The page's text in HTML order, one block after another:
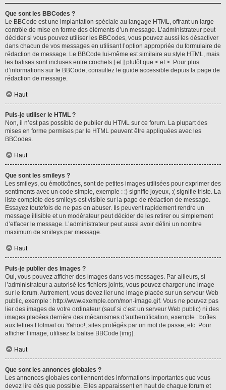
Que sont les BBCodes ?
Le BBCode est une implantation spéciale au langage HTML, offrant un large
contrôle de mise en forme des éléments d’un message. L’administrateur peut
décider si vous pouvez utiliser les BBCodes, vous pouvez aussi les désactiver
dans chacun de vos messages en utilisant l’option appropriée du formulaire de
rédaction de message. Le BBCode lui-même est similaire au style HTML, mais
les balises sont incluses entre crochets [ et ] plutôt que < et >. Pour plus
d’informations sur le BBCode, consultez le guide accessible depuis la page de
rédaction de message.
Haut
Puis-je utiliser le HTML ?
Non, il n’est pas possible de publier du HTML sur ce forum. La plupart des
mises en forme permises par le HTML peuvent être appliquées avec les
BBCodes.
Haut
Que sont les smileys ?
Les smileys, ou émoticônes, sont de petites images utilisées pour exprimer des
sentiments avec un code simple, exemple : :) signifie joyeux, :( signifie triste. La
liste complète des smileys est visible sur la page de rédaction de message.
Essayez toutefois de ne pas en abuser. Ils peuvent rapidement rendre un
message illisible et un modérateur peut décider de les retirer ou simplement
d’effacer le message. L’administrateur peut aussi avoir défini un nombre
maximum de smileys par message.
Haut
Puis-je publier des images ?
Oui, vous pouvez afficher des images dans vos messages. Par ailleurs, si
l’administrateur a autorisé les fichiers joints, vous pouvez charger une image
sur le forum. Autrement, vous devez lier une image placée sur un serveur Web
public, exemple : http://www.exemple.com/mon-image.gif. Vous ne pouvez pas
lier des images de votre ordinateur (sauf si c’est un serveur Web public) ni des
images placées derrière des mécanismes d’authentification, exemple : boîtes
aux lettres Hotmail ou Yahoo!, sites protégés par un mot de passe, etc. Pour
afficher l’image, utilisez la balise BBCode [img].
Haut
Que sont les annonces globales ?
Les annonces globales contiennent des informations importantes que vous
devez lire dès que possible. Elles apparaissent en haut de chaque forum et